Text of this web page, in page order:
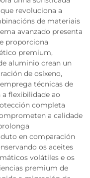
revoluciona a
de materiais
avanzado presenta
proporciona
premium,
aluminio crean un
de osíxeno,
técnicas de
flexibilidade ao
completa
a calidade
en comparación
os aceites
volátiles e os
premium de